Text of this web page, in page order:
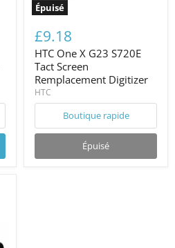
Épuisé
£9.18
HTC One X G23 S720E
Tact Screen
Remplacement Digitizer
HTC
Boutique rapide
Épuisé